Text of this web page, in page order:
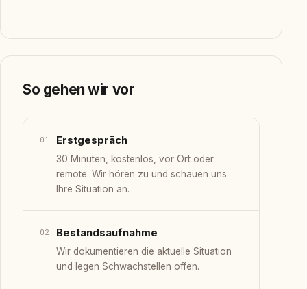
So gehen wir vor
01 Erstgespräch
30 Minuten, kostenlos, vor Ort oder
remote. Wir hören zu und schauen uns
Ihre Situation an.
02 Bestandsaufnahme
Wir dokumentieren die aktuelle Situation
und legen Schwachstellen offen.